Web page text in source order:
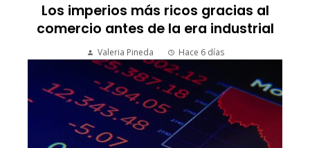
Los imperios más ricos gracias al
comercio antes de la era industrial
Valeria Pineda Hace 6 días